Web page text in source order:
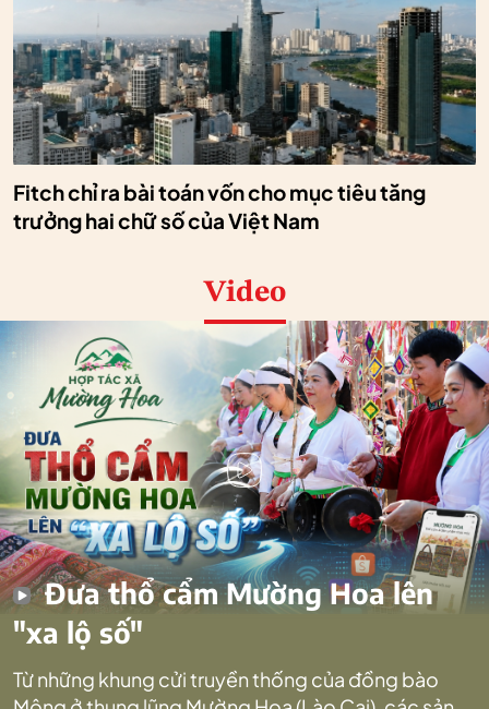
Fitch chỉ ra bài toán vốn cho mục tiêu tăng
trưởng hai chữ số của Việt Nam
Video
Đưa thổ cẩm Mường Hoa lên
"xa lộ số"
Từ những khung cửi truyền thống của đồng bào